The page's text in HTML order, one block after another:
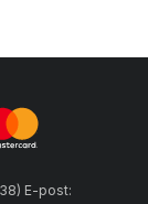
E-post: